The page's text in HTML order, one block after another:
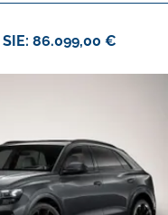
SIE: 86.099,00 €